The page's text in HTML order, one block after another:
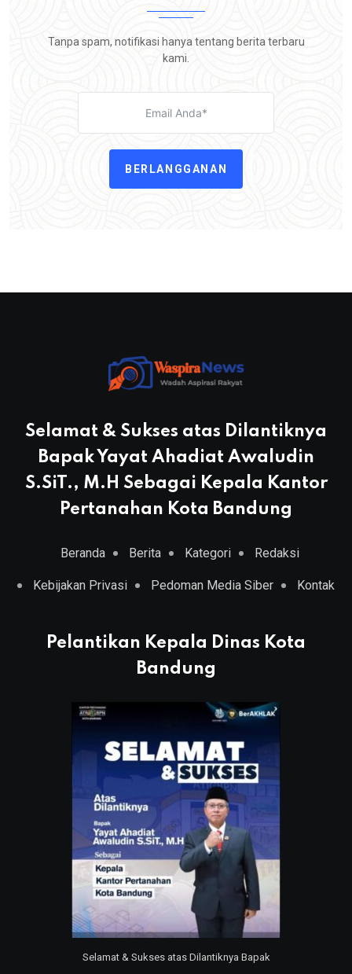
Tanpa spam, notifikasi hanya tentang berita terbaru
kami.
BERLANGGANAN
Selamat & Sukses atas Dilantiknya
Bapak Yayat Ahadiat Awaludin
S.SiT., M.H Sebagai Kepala Kantor
Pertanahan Kota Bandung
Beranda Berita Kategori Redaksi
Kebijakan Privasi Pedoman Media Siber Kontak
Pelantikan Kepala Dinas Kota
Bandung
Selamat & Sukses atas Dilantiknya Bapak